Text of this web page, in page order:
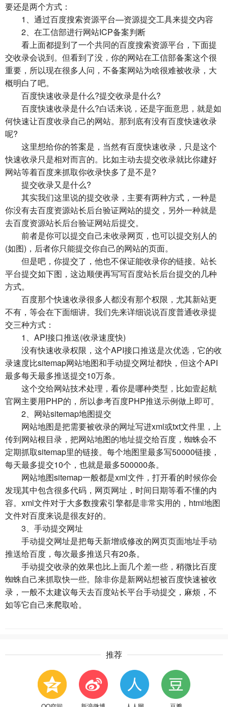
要还是两个方式：
1、通过百度搜索资源平台—资源提交工具来提交内容
2、在工信部进行网站ICP备案判断
看上面都提到了一个共同的百度搜索资源平台，下面提
交收录会说到。但看到了没，你的网站在工信部备案这个很
重要，所以现在很多人问，不备案网站为啥很难被收录，大
概明白了吧。
百度快速收录是什么?提交收录是什么?
百度快速收录是什么?白话来说，还是字面意思，就是如
何快速让百度收录自己的网站。那到底有没有百度快速收录
呢?
这里想给你的答案是，当然有百度快速收录，只是这个
快速收录只是相对而言的。比如主动去提交收录就比你建好
网站等着百度来抓取你收录快多了是不是?
提交收录又是什么?
其实我们这里说的提交收录，主要有两种方式，一种是
你没有去百度资源站长后台验证网站的提交，另外一种就是
去百度资源站长后台验证网站后提交。
前者是你可以提交自己未收录网页，也可以提交别人的
(如图)，后者你只能提交你自己的网站的页面。
但是吧，你提交了，他也不保证能收录你的链接。站长
平台提交如下图，这边顺便再写写百度站长后台提交的几种
方式。
百度那个快速收录很多人都没有那个权限，尤其新站更
不有，等会在下面细讲。我们先来详细说说百度普通收录提
交三种方式：
1、API接口推送(收录速度快)
没有快速收录权限，这个API接口推送是次优选，它的收
录速度比sitemap网站地图和手动提交网址都快，但这个API
最多每天最多推送提交10万条。
这个交给网站技术处理，看你是哪种类型，比如壹起航
官网主要用PHP的，所以参考百度PHP推送示例做上即可。
2、网站sitemap地图提交
网站地图是把需要被收录的网址写进xml或txt文件里，上
传到网站根目录，把网站地图的地址提交给百度，蜘蛛会不
定期抓取sitemap里的链接。每个地图里最多写50000链接，
每天最多提交10个，也就是最多500000条。
网站地图sitemap一般都是xml文件，打开看的时候你会
发现其中包含很多代码，网页网址，时间日期等看不懂的内
容。xml文件对于大多数搜索引擎都是非常实用的，html地图
文件对百度来说是很友好的。
3、手动提交网址
手动提交网址是把每天新增或修改的网页页面地址手动
推送给百度，每次最多推送只有20条。
手动提交收录的效果也比上面几个差一些，稍微比百度
蜘蛛自己来抓取快一些。除非你是新网站想被百度快速被收
录，一般不太建议每天去百度站长平台手动提交，麻烦，不
如等它自己来爬取哈。
推荐